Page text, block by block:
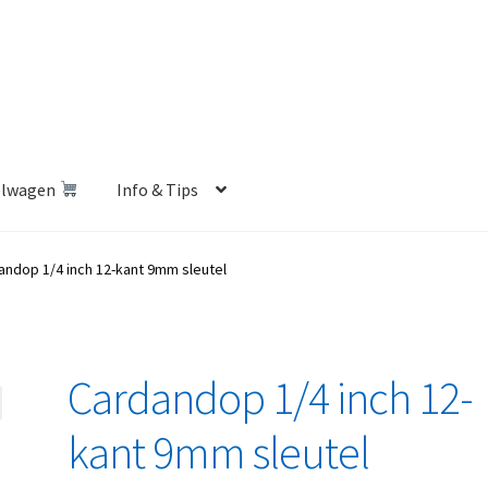
Info & Tips
Shop Betalen en Verzenden
1/4 inch 12-kant 9mm sleutel
Cardandop 1/4 inch 12-
kant 9mm sleutel